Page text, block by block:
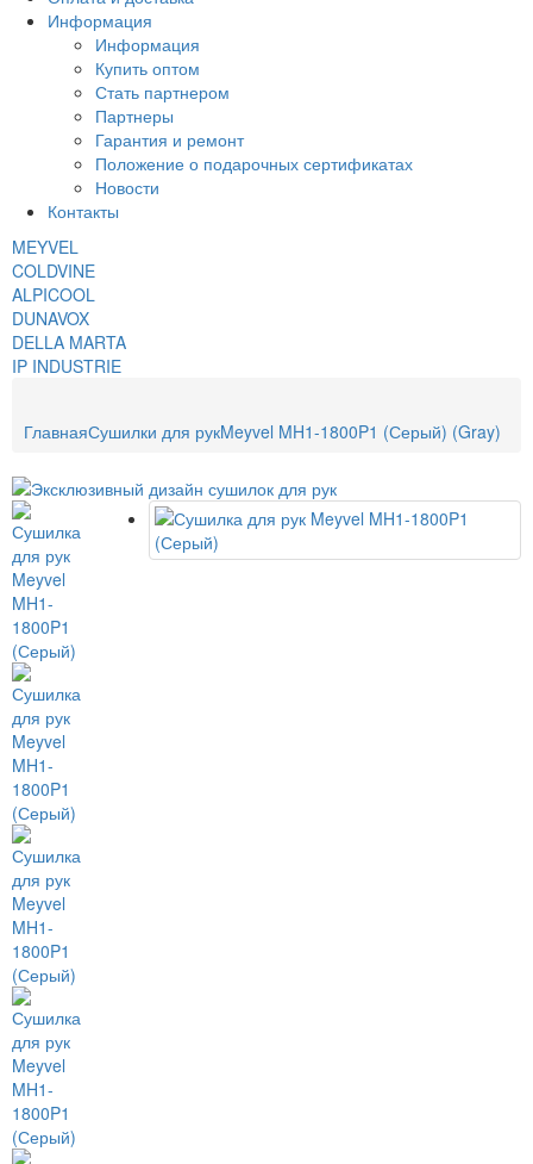
Информация
Информация
Купить оптом
Стать партнером
Партнеры
Гарантия и ремонт
Положение о подарочных сертификатах
Новости
Контакты
MEYVEL
COLDVINE
ALPICOOL
DUNAVOX
DELLA MARTA
IP INDUSTRIE
ГлавнаяСушилки для рукMeyvel MH1-1800P1 (Серый) (Gray)